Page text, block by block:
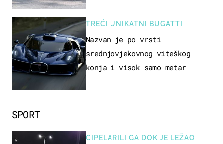
SPORT
CIPELARILI GA DOK JE LEŽAO
TREĆI UNIKATNI BUGATTI
Nazvan je po vrsti
srednjovjekovnog viteškog
konja i visok samo metar